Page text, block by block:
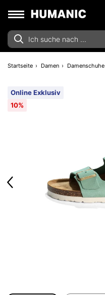
Startseite Damen Damenschuhe
Online Exklusiv
10%